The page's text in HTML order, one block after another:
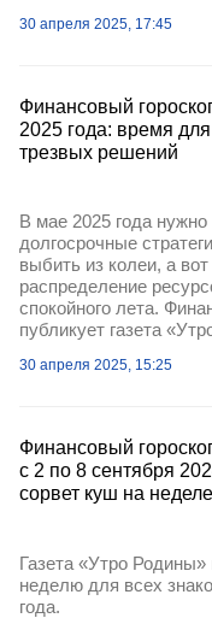
30 апреля 2025, 17:45
Финансовый
2025 года: время для
трезвых решений
В мае 2025 года нужно
долгосрочные
выбить из колеи, а
распределение
спокойного лета.
публикует газета
30 апреля 2025, 15:25
Финансовый
с 2 по 8 сентября
сорвет куш на неделе
Газета «Утро
неделю для всех
года.